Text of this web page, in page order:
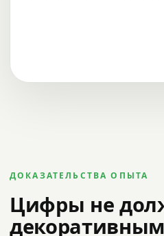
ДОКАЗАТЕЛЬСТВА ОПЫТА
Цифры не